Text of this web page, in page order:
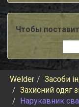
Чтобы
Welder
Засоби
Захисний одяг
Нарукавник